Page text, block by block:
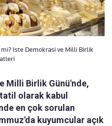
Iste Demokrasi ve Milli Birlik
Milli Birlik Günü'nde,
olarak kabul
en çok sorulan
kuyumcular açık